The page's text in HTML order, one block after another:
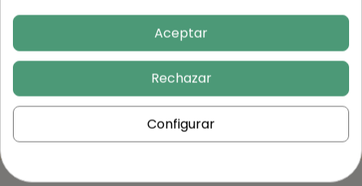
Trusted Shops Reviews
Aceptar
Rechazar
Configurar